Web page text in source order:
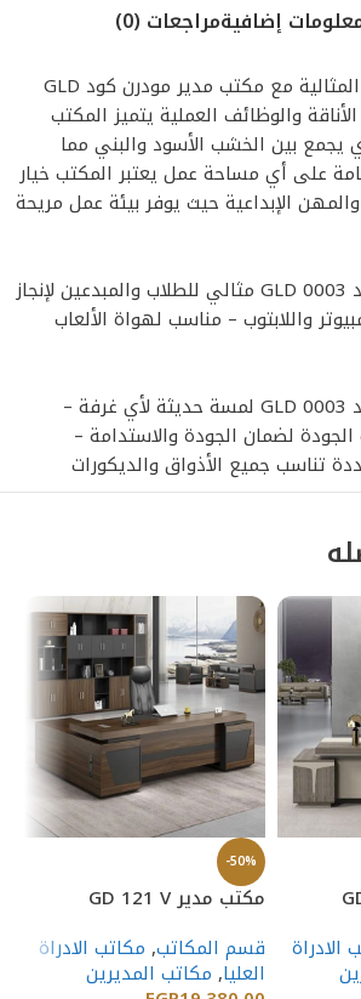
إضافيةمراجعات (0)
استمتع بتجربة العمل المثالية مع مكتب مدير مودرن كود GLD
الأناقة والوظائف العملية يتميز المكتب
يجمع بين الخشب الأسود والبني مما
على أي مساحة عمل يعتبر المكتب خيار
الإبداعية حيث يوفر بيئة عمل مريحة
مكتب مدير مودرن كود GLD 0003 مثالي للطلاب والمبدعين لإنجاز
واللابتوب – مناسب لهواة الألعاب
مكتب مدير مودرن كود GLD 0003 لمسة حديثة لأي غرفة –
لضمان الجودة والاستدامة –
تناسب جميع الأذواق والديكورات
الادراة
-50%
مكتب مدير GD 121 V
قسم المكاتب, مكاتب الادراة
العليا, مكاتب المديرين